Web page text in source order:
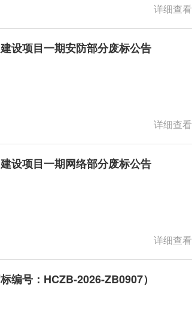
详细查看
设项目一期安防部分废标公告
详细查看
设项目一期网络部分废标公告
详细查看
编号：HCZB-2026-ZB0907）